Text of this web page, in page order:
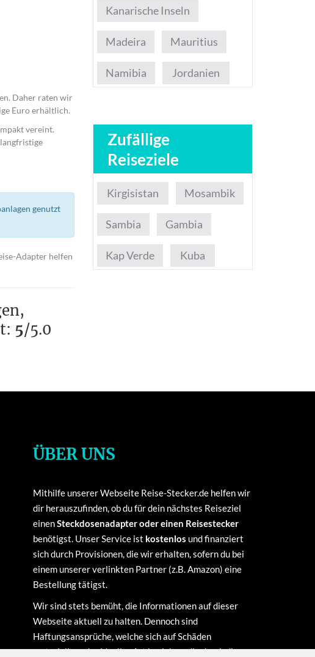
Daher raten wir
Euro erhältlich.
vereint.
genutzt
Adapter helfen
5/5.0
Kanarische Inseln
Madeira Mauritius
Namibia Jordanien
Zufällige
Reiseziele
Kirgisistan Mosambik
Sambia Gambia
Kap Verde Kuba
ÜBER UNS
Mithilfe unserer Webseite Reise-Stecker.de helfen wir
dir herauszufinden, ob du für dein nächstes Reiseziel
einenSteckdosenadapter oder einen Reisestecker
benötigst. Unser Service ist kostenlos und finanziert
sich durch Provisionen, die wir erhalten, sofern du bei
einem unserer verlinkten Partner (z.B. Amazon) eine
Bestellung tätigst.
Wir sind stets bemüht, die Informationen auf dieser
Webseite aktuell zu halten. Dennoch sind
Haftungsansprüche, welche sich auf Schäden
materieller oder ideeller Art beziehen, die durch die